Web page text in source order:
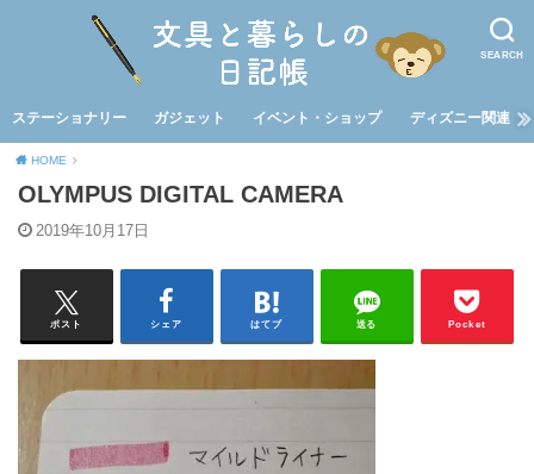
SEARCH
ステーショナリー ガジェット イベント・ショップ ディズニー関連
HOME
OLYMPUS DIGITAL CAMERA
2019年10月17日
ポスト シェア はてブ 送る Pocket